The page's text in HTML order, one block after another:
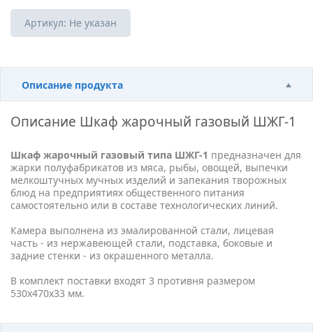
Артикул: Не указан
Описание продукта
Описание Шкаф жарочный газовый ШЖГ-1
Шкаф жарочный газовый типа ШЖГ-1 предназначен для
жарки полуфабрикатов из мяса, рыбы, овощей, выпечки
мелкоштучных мучных изделий и запекания творожных
блюд на предприятиях общественного питания
самостоятельно или в составе технологических линий.
Камера выполнена из эмалированной стали, лицевая
часть - из нержавеющей стали, подставка, боковые и
задние стенки - из окрашенного металла.
В комплект поставки входят 3 противня размером
530х470х33 мм.